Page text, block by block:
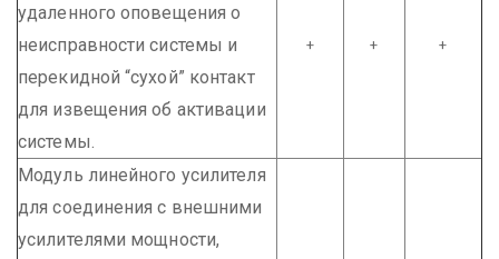
удаленного оповещения о
неисправности системы и
перекидной “сухой” контакт
для извещения об активации
системы.
+ + +
Модуль линейного усилителя
для соединения с внешними
усилителями мощности,